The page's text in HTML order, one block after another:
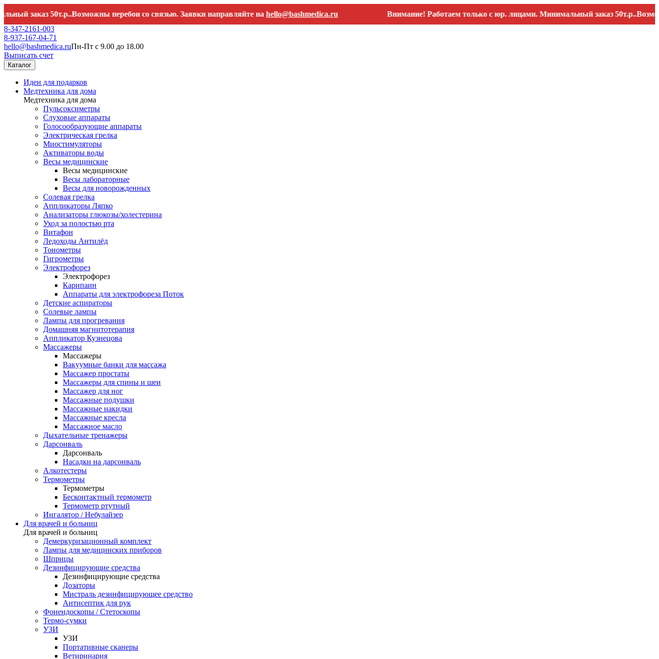
50т.р..Возможны перебои со связью. Заявки направляйте наhello@bashmedica.ru
Внимание! Работаем только с юр. лицами. Минимальный заказ 50т.р..Возможны
8-347-2161-003
8-937-167-04-71
hello@bashmedica.ruПн-Пт с 9.00 до 18.00
Выписать счет
Каталог
Идеи для подарков
Медтехника для дома
Медтехника для дома
Пульсоксиметры
Слуховые аппараты
Голосообразующие аппараты
Электрическая грелка
Миостимуляторы
Активаторы воды
Весы медицинские
Весы медицинские
Весы лабораторные
Весы для новорожденных
Солевая грелка
Аппликаторы Ляпко
Анализаторы глюкозы/холестерина
Уход за полостью рта
Витафон
Ледоходы Антилёд
Тонометры
Гигрометры
Электрофорез
Электрофорез
Карипаин
Аппараты для электрофореза Поток
Детские аспираторы
Солевые лампы
Лампы для прогревания
Домашняя магнитотерапия
Аппликатор Кузнецова
Массажеры
Массажеры
Вакуумные банки для массажа
Массажер простаты
Массажеры для спины и шеи
Массажер для ног
Массажные подушки
Массажные накидки
Массажные кресла
Массажное масло
Дыхательные тренажеры
Дарсонваль
Дарсонваль
Насадки на дарсонваль
Алкотестеры
Термометры
Термометры
Бесконтактный термометр
Термометр ртутный
Ингалятор / Небулайзер
Для врачей и больниц
Для врачей и больниц
Демеркуризационный комплект
Лампы для медицинских приборов
Шприцы
Дезинфицирующие средства
Дезинфицирующие средства
Дозаторы
Мистраль дезинфицирующее средство
Антисептик для рук
Фонендоскопы / Стетоскопы
Термо-сумки
УЗИ
УЗИ
Портативные сканеры
Ветиринария